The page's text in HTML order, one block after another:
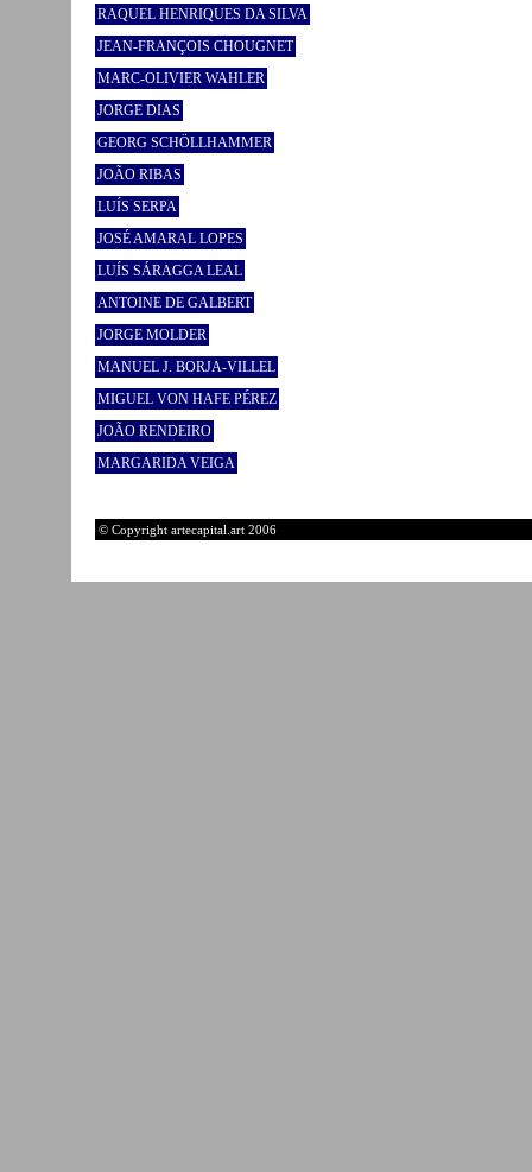
RAQUEL HENRIQUES DA SILVA
JEAN-FRANÇOIS CHOUGNET
MARC-OLIVIER WAHLER
JORGE DIAS
GEORG SCHÖLLHAMMER
JOÃO RIBAS
LUÍS SERPA
JOSÉ AMARAL LOPES
LUÍS SÁRAGGA LEAL
ANTOINE DE GALBERT
JORGE MOLDER
MANUEL J. BORJA-VILLEL
MIGUEL VON HAFE PÉREZ
JOÃO RENDEIRO
MARGARIDA VEIGA
© Copyright artecapital.art 2006